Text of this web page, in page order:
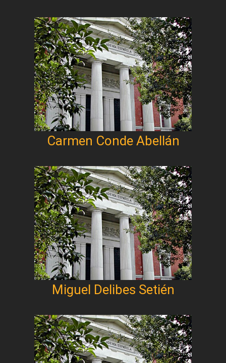
Carmen Conde Abellán
Miguel Delibes Setién